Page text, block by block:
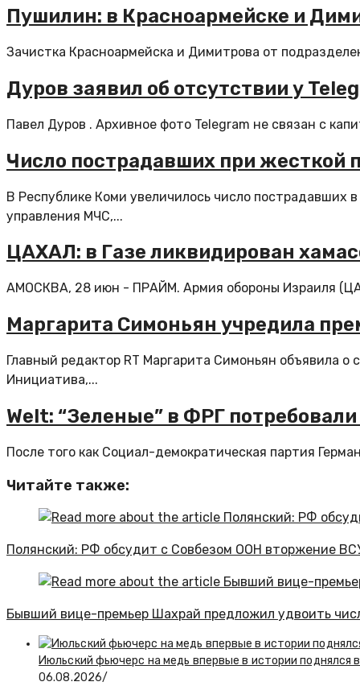
Пушилин: в Красноармейске и
Зачистка Красноармейска и Димитрова от
Дуров заявил об отсутствии у
Павел Дуров . Архивное фото Telegram не связан с
Число пострадавших при жесткой
В Республике Коми увеличилось число пострадавших
управления МЧС,...
ЦАХАЛ: в Газе ликвидирован
АМОСКВА, 28 июн - ПРАЙМ. Армия обороны Израиля
Маргарита Симоньян учредила
Главный редактор RT Маргарита Симоньян объявила
Инициатива,...
Welt: “Зеленые” в ФРГ
После того как Социал-демократическая партия
Читайте также:
Полянский: РФ обсудит с Совбезом ООН вторжение
Бывший вице-премьер Шахрай предложил удвоить
Июльский фьючерс на медь впервые в истории поднялся
06.08.2026/